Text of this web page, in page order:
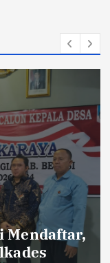
Beras
Tidak
“Kami